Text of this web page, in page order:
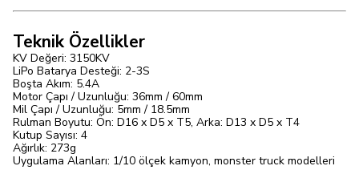
Teknik Özellikler
KV Değeri: 3150KV
LiPo Batarya Desteği: 2-3S
Boşta Akım: 5.4A
Motor Çapı / Uzunluğu: 36mm / 60mm
Mil Çapı / Uzunluğu: 5mm / 18.5mm
Rulman Boyutu: Ön: D16 x D5 x T5, Arka: D13 x D5 x T4
Kutup Sayısı: 4
Ağırlık: 273g
Uygulama Alanları: 1/10 ölçek kamyon, monster truck modelleri